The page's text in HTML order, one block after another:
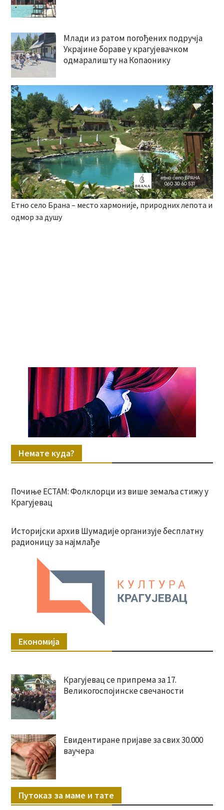
Млади из ратом погођених подручја
Украјине бораве у крагујевачком
одмаралишту на Копаонику
Етно село Брана – место хармоније, природних лепота и
одмор за душу
Немате куда?
Почиње ЕСТАМ: Фолклорци из више земаља стижу у
Крагујевац
Историјски архив Шумадије организује бесплатну
радионицу за најмлађе
Економија
Крагујевац се припрема за 17.
Великогоспојинске свечаности
Евидентиране пријаве за свих 30.000
ваучера
Путоказ за маме и тате